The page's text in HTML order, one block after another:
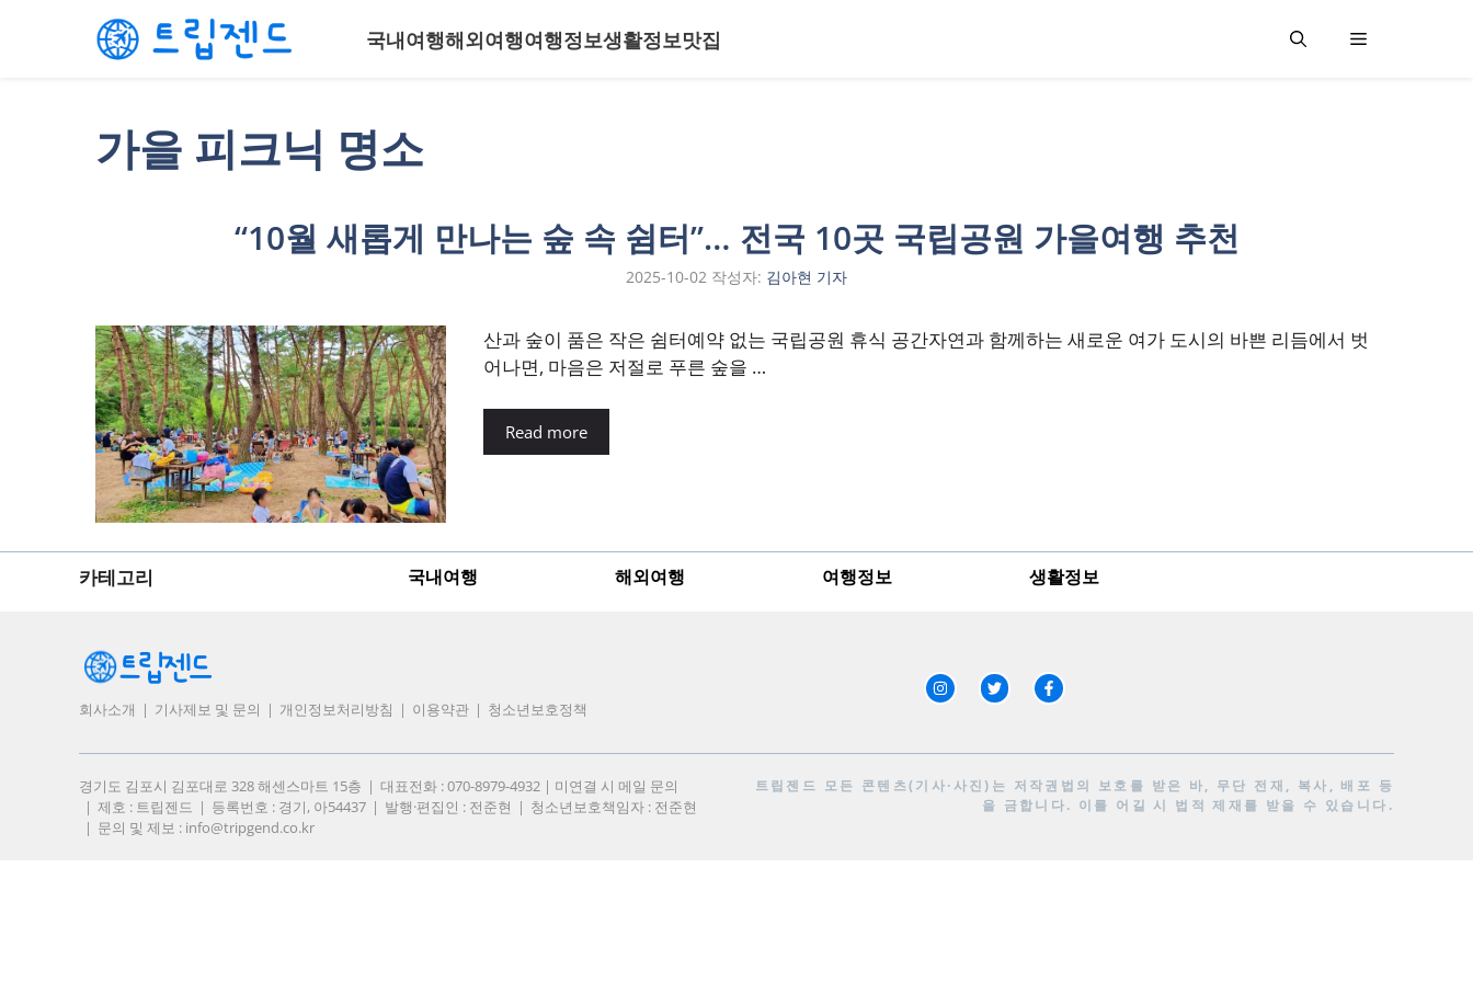
국내여행해외여행여행정보생활정보맛집
가을 피크닉 명소
“10월 새롭게 만나는 숲 속 쉼터”… 전국 10곳 국립공원 가을여행 추천
2025-10-02 작성자: 김아현 기자
산과 숲이 품은 작은 쉼터예약 없는 국립공원 휴식 공간자연과 함께하는 새로운 여가 도시의 바쁜 리듬에서 벗
어나면, 마음은 저절로 푸른 숲을 …
Read more
카테고리 국내여행 해외여행 여행정보 생활정보
회사소개 기사제보 및 문의 개인정보처리방침 이용약관 청소년보호정책
경기도 김포시 김포대로 328 해센스마트 15층
대표전화 : 070-8979-4932 | 미연결 시 메일 문의
제호 : 트립젠드
등록번호 : 경기, 아54437 발행·편집인 : 전준현
청소년보호책임자 : 전준현
문의 및 제보 : info@tripgend.co.kr
트립젠드 모든 콘텐츠(기사·사진)는 저작권법의 보호를 받은 바, 무단 전재, 복사, 배포 등
을 금합니다. 이를 어길 시 법적 제재를 받을 수 있습니다.